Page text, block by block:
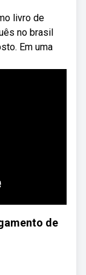
livro de
no brasil
Em uma
de